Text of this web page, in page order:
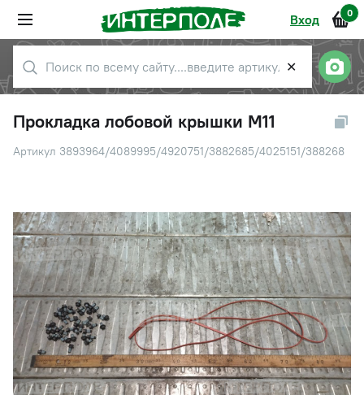
Вход 0
✕
Прокладка лобовой крышки М11
Артикул 3893964/4089995/4920751/3882685/4025151/388268